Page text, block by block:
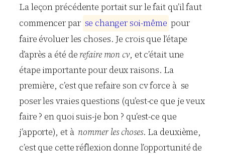
La leçon précédente portait sur le fait qu’il faut
commencer par se changer soi-même pour
faire évoluer les choses. Je crois que l’étape
d’après a été de refaire mon cv, et c’était une
étape importante pour deux raisons. La
première, c’est que refaire son cv force à se
poser les vraies questions (qu’est-ce que je veux
faire ? en quoi suis-je bon ? qu’est-ce que
j’apporte), et à nommer les choses. La deuxième,
c’est que cette réflexion donne l’opportunité de